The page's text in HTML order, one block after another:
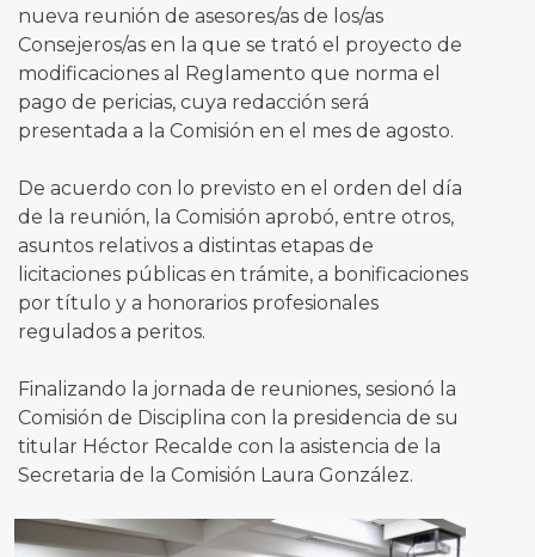
nueva reunión de asesores/as de los/as
Consejeros/as en la que se trató el proyecto de
modificaciones al Reglamento que norma el
pago de pericias, cuya redacción será
presentada a la Comisión en el mes de agosto.
De acuerdo con lo previsto en el orden del día
de la reunión, la Comisión aprobó, entre otros,
asuntos relativos a distintas etapas de
licitaciones públicas en trámite, a bonificaciones
por título y a honorarios profesionales
regulados a peritos.
Finalizando la jornada de reuniones, sesionó la
Comisión de Disciplina con la presidencia de su
titular Héctor Recalde con la asistencia de la
Secretaria de la Comisión Laura González.